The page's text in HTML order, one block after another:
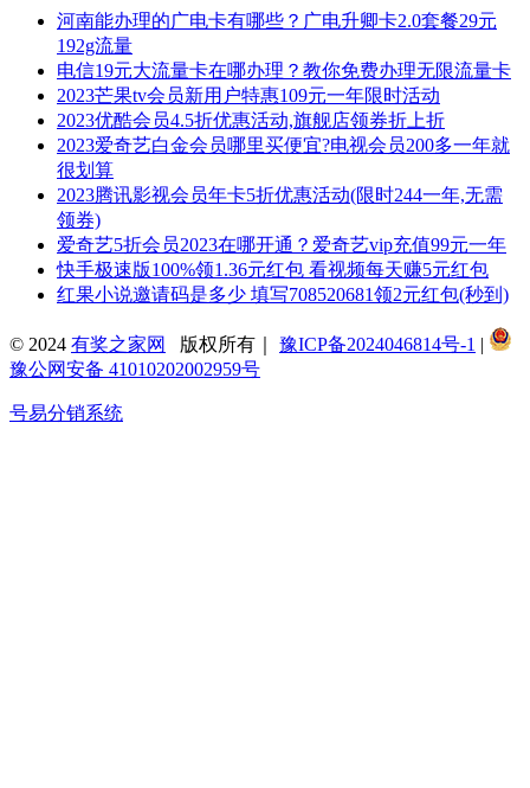
河南能办理的广电卡有哪些？广电升卿卡2.0套餐29元
192g流量
电信19元大流量卡在哪办理？教你免费办理无限流量卡
2023芒果tv会员新用户特惠109元一年限时活动
2023优酷会员4.5折优惠活动,旗舰店领券折上折
2023爱奇艺白金会员哪里买便宜?电视会员200多一年就
很划算
2023腾讯影视会员年卡5折优惠活动(限时244一年,无需
领券)
爱奇艺5折会员2023在哪开通？爱奇艺vip充值99元一年
快手极速版100%领1.36元红包 看视频每天赚5元红包
红果小说邀请码是多少 填写708520681领2元红包(秒到)
© 2024 有奖之家网 版权所有｜ 豫ICP备2024046814号-1 |
豫公网安备 41010202002959号
号易分销系统